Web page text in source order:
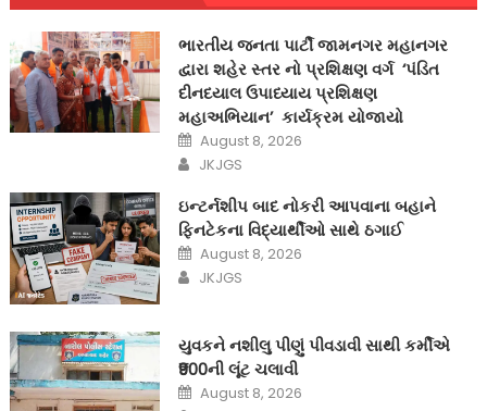
ભારતીય જનતા પાર્ટી જામનગર મહાનગર
દ્વારા શહેર સ્તર નો પ્રશિક્ષણ વર્ગ ‘પંડિત
દીનદયાલ ઉપાધ્યાય પ્રશિક્ષણ
મહાઅભિયાન’ કાર્યક્રમ યોજાયો
Posted
on
August 8, 2026
Author
JKJGS
ઇન્ટર્નશીપ બાદ નોકરી આપવાના બહાને
ફિનટેકના વિદ્યાર્થીઓ સાથે ઠગાઈ
Posted
on
August 8, 2026
Author
JKJGS
યુવકને નશીલુ પીણું પીવડાવી સાથી કર્મીએ
₹900ની લૂંટ ચલાવી
Posted
on
August 8, 2026